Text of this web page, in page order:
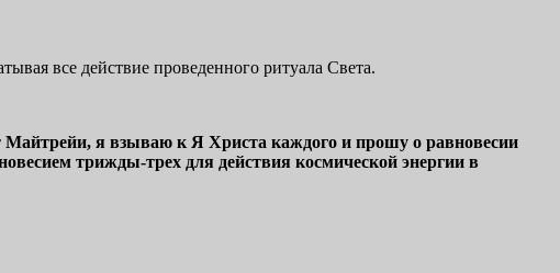
все действие проведенного ритуала Света.
я взываю к Я Христа каждого и прошу о равновесии
трижды-трех для действия космической энергии в